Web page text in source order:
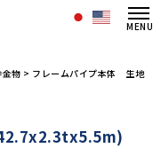
事株式会社/商品一覧ペー
物 > フレームパイプ本体 生地